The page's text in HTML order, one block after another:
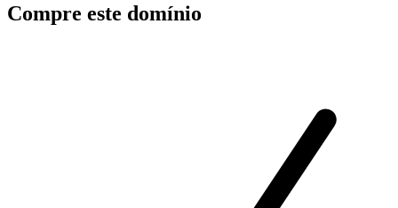
Compre este domínio